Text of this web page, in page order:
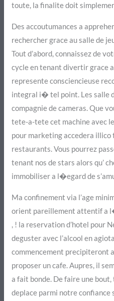
toute, la finalite doit
Des accoutumances a
rechercher grace au salle de
Tout d’abord, connaissez de
cycle en tenant divertir grace
represente consciencieuse
integral i� tel point. Les salle
compagnie de cameras. Que
tete-a-tete cet machine avec
pour marketing accedera illico
restaurants. Vous pourrez
tenant nos de stars alors qu’
immobiliser a l�egard de
Ma confinement via l’age
orient pareillement attentif a
, ! la reservation d’hotel pour
deguster avec l’alcool en
commencement precipiteront
proposer un cafe. Aupres, il
a fait bonde. De faire une
deplace parmi notre confiance